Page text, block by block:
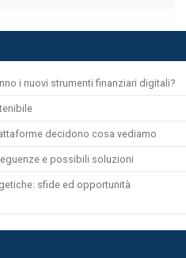
i nuovi strumenti finanziari digitali?
decidono cosa vediamo
e possibili soluzioni
sfide ed opportunità